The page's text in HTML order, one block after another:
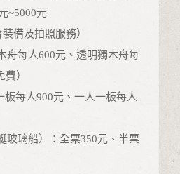
~5000元
備及拍照服務）
舟每人600元、透明獨木舟每
）
板每人900元、一人一板每人
玻璃船）：全票350元、半票